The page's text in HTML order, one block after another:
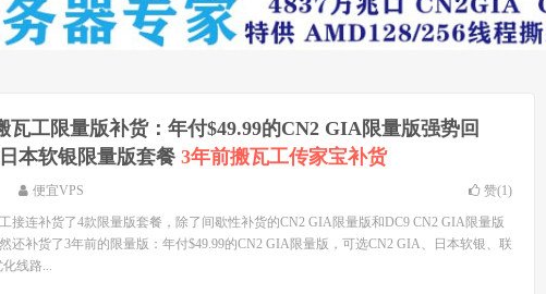
瓦工限量版补货：年付$49.99的CN2 GIA限量版强势回
本软银限量版套餐 3年前搬瓦工传家宝补货
便宜VPS 赞(1)
接连补货了4款限量版套餐，除了间歇性补货的CN2 GIA限量版和DC9 CN2 GIA限量版
还补货了3年前的限量版：年付$49.99的CN2 GIA限量版，可选CN2 GIA、日本软银、联
线路...